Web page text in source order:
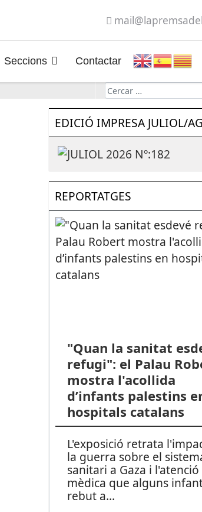
Seccions Contactar
Cerca
EDICIÓ IMPRESA JULIOL/
REPORTATGES
"Quan la sanitat
refugi": el Palau
mostra l'acollida
d’infants palestins
hospitals catalans
L'exposició retrata
la guerra sobre el
sanitari a Gaza i l'atenció
mèdica que alguns
rebut a...